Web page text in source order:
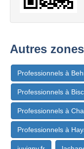
Autres
Professionnels à
Professionnels à
Professionnels à
Professionnels à